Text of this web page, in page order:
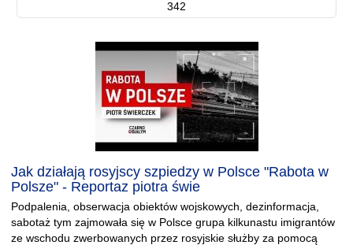
342
Jak działają rosyjscy szpiedzy w Polsce "Rabota w
Polsze" - Reportaz piotra świe
Podpalenia, obserwacja obiektów wojskowych, dezinformacja,
sabotaż tym zajmowała się w Polsce grupa kilkunastu imigrantów
ze wschodu zwerbowanych przez rosyjskie służby za pomocą